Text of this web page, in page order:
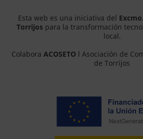
Esta web es una iniciativa del
Torrijos para la transformación
local.
Colabora ACOSETO l Asociación de
de Torrijos